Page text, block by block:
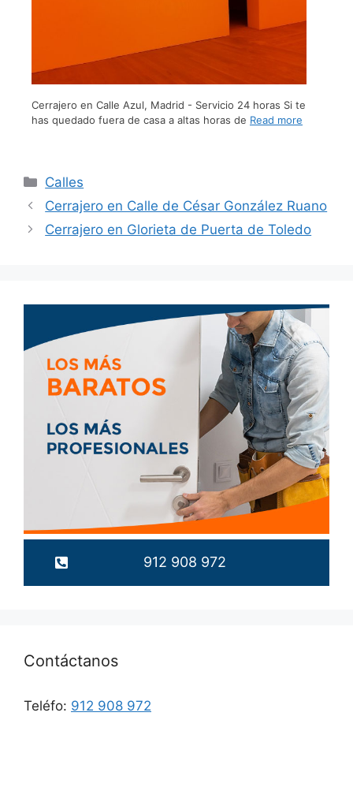
Cerrajero en Calle Azul, Madrid - Servicio 24 horas Si te
has quedado fuera de casa a altas horas de Read more
Calles
Cerrajero en Calle de César González Ruano
Cerrajero en Glorieta de Puerta de Toledo
912 908 972
Contáctanos
Teléfo: 912 908 972